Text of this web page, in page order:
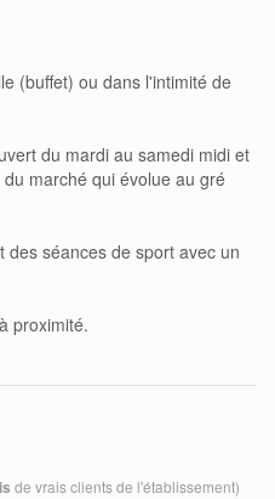
(buffet) ou dans l'intimité de
du mardi au samedi midi et
marché qui évolue au gré
séances de sport avec un
proximité.
de vrais clients de l'établissement)